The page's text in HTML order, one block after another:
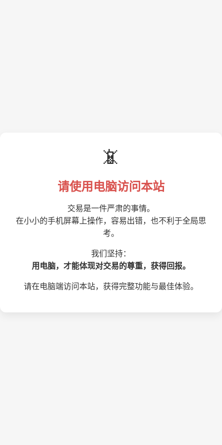
📵
请使用电脑访问本站
交易是一件严肃的事情。
在小小的手机屏幕上操作，容易出错，也不利于全局思
考。
我们坚持：
用电脑，才能体现对交易的尊重，获得回报。
请在电脑端访问本站，获得完整功能与最佳体验。